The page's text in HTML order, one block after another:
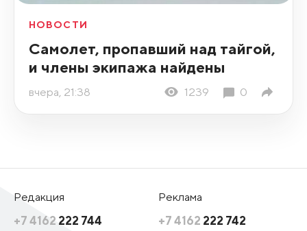
НОВОСТИ
Самолет, пропавший над тайгой,
и члены экипажа найдены
вчера, 21:38 1239 0
Редакция
+7 4162 222 744
Реклама
+7 4162 222 742